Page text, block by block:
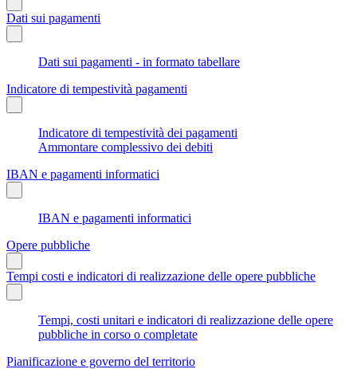
Dati sui pagamenti
Dati sui pagamenti - in formato tabellare
Indicatore di tempestività pagamenti
Indicatore di tempestività dei pagamenti
Ammontare complessivo dei debiti
IBAN e pagamenti informatici
IBAN e pagamenti informatici
Opere pubbliche
Tempi costi e indicatori di realizzazione delle opere pubbliche
Tempi, costi unitari e indicatori di realizzazione delle opere
pubbliche in corso o completate
Pianificazione e governo del territorio